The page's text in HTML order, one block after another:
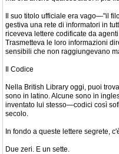
Il suo titolo ufficiale era vago—"il
gestiva una rete di informatori in
riceveva lettere codificate da
Trasmetteva le loro informazioni
sensibili che non raggiungevano
Il Codice
Nella British Library oggi, puoi
sono in latino. Alcune sono in
inventato lui stesso—codici così
secolo.
In fondo a queste lettere segrete,
Due zeri. E un sette.